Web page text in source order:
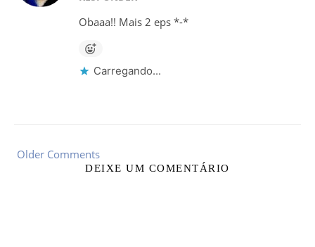
Obaaa!! Mais 2 eps *-*
Carregando...
Older Comments
DEIXE UM COMENTÁRIO